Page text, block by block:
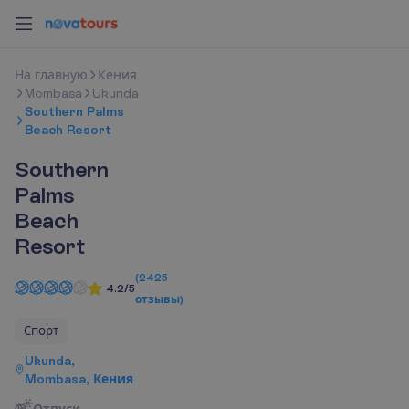
На главную
Кения
Mombasa
Ukunda
Southern Palms
Beach Resort
Southern
Palms
Beach
Resort
4.2/5
(2425
отзывы)
Спорт
Ukunda,
Mombasa, Кения